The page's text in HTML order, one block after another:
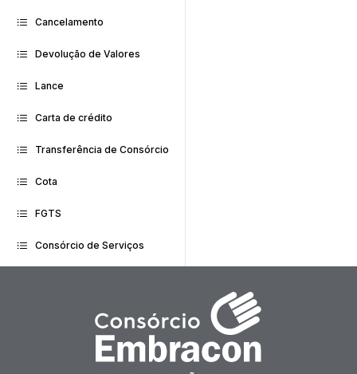
Cancelamento
Devolução de Valores
Lance
Carta de crédito
Transferência de Consórcio
Cota
FGTS
Consórcio de Serviços